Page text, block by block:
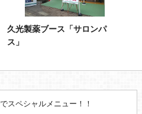
久光製薬ブース「サロンパ
ス」
スペシャルメニュー！！